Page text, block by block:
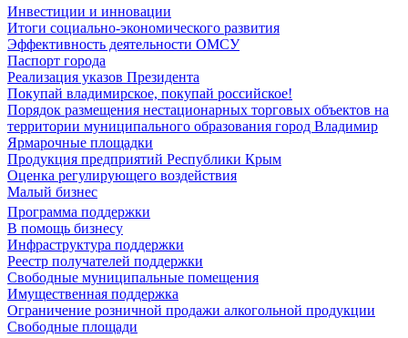
Инвестиции и инновации
Итоги социально-экономического развития
Эффективность деятельности ОМСУ
Паспорт города
Реализация указов Президента
Покупай владимирское, покупай российское!
Порядок размещения нестационарных торговых объектов на
территории муниципального образования город Владимир
Ярмарочные площадки
Продукция предприятий Республики Крым
Оценка регулирующего воздействия
Малый бизнес
Программа поддержки
В помощь бизнесу
Инфраструктура поддержки
Реестр получателей поддержки
Свободные муниципальные помещения
Имущественная поддержка
Ограничение розничной продажи алкогольной продукции
Свободные площади